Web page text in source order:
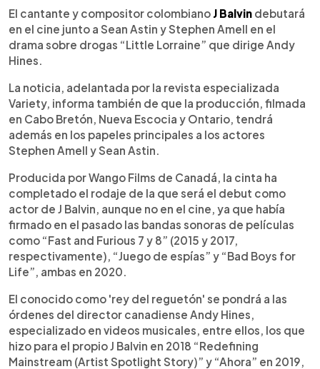
Escuchar artículo
El cantante y compositor colombiano J Balvin debutará
en el cine junto a Sean Astin y Stephen Amell en el
drama sobre drogas “Little Lorraine” que dirige Andy
Hines.
La noticia, adelantada por la revista especializada
Variety, informa también de que la producción, filmada
en Cabo Bretón, Nueva Escocia y Ontario, tendrá
además en los papeles principales a los actores
Stephen Amell y Sean Astin.
Producida por Wango Films de Canadá, la cinta ha
completado el rodaje de la que será el debut como
actor de J Balvin, aunque no en el cine, ya que había
firmado en el pasado las bandas sonoras de películas
como “Fast and Furious 7 y 8” (2015 y 2017,
respectivamente), “Juego de espías” y “Bad Boys for
Life”, ambas en 2020.
El conocido como 'rey del reguetón' se pondrá a las
órdenes del director canadiense Andy Hines,
especializado en videos musicales, entre ellos, los que
hizo para el propio J Balvin en 2018 “Redefining
Mainstream (Artist Spotlight Story)” y “Ahora” en 2019,